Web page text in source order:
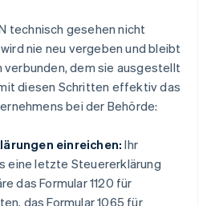
technisch gesehen nicht
nie neu vergeben und bleibt
dem sie ausgestellt
diesen Schritten effektiv das
bei der Behörde:
einreichen: Ihr
eine letzte Steuererklärung
das Formular 1120 für
das Formular 1065 für